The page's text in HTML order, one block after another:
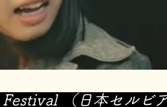
（日本セルビ